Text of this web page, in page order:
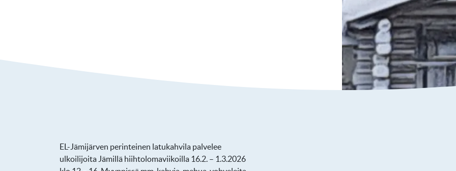
EL-Jämijärven perinteinen latukahvila palvelee
ulkoilijoita Jämillä hiihtolomaviikoilla 16.2. – 1.3.2026